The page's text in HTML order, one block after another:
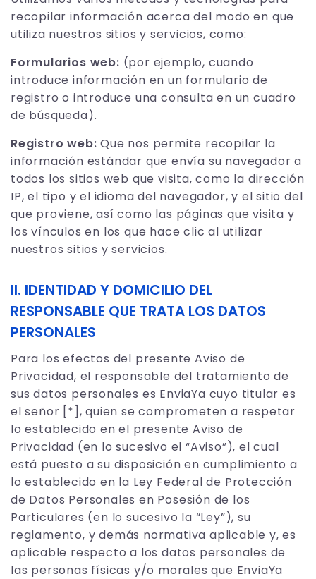
recopilar información acerca del modo en que
utiliza nuestros sitios y servicios, como:
Formularios web: (por ejemplo, cuando
introduce información en un formulario de
registro o introduce una consulta en un cuadro
de búsqueda).
Registro web: Que nos permite recopilar la
información estándar que envía su navegador a
todos los sitios web que visita, como la dirección
IP, el tipo y el idioma del navegador, y el sitio del
que proviene, así como las páginas que visita y
los vínculos en los que hace clic al utilizar
nuestros sitios y servicios.
II. IDENTIDAD Y DOMICILIO DEL
RESPONSABLE QUE TRATA LOS DATOS
PERSONALES
Para los efectos del presente Aviso de
Privacidad, el responsable del tratamiento de
sus datos personales es EnviaYa cuyo titular es
el señor [*], quien se comprometen a respetar
lo establecido en el presente Aviso de
Privacidad (en lo sucesivo el “Aviso”), el cual
está puesto a su disposición en cumplimiento a
lo establecido en la Ley Federal de Protección
de Datos Personales en Posesión de los
Particulares (en lo sucesivo la “Ley”), su
reglamento, y demás normativa aplicable y, es
aplicable respecto a los datos personales de
las personas físicas y/o morales que EnviaYa